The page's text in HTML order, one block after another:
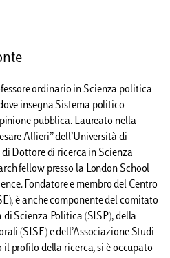
ordinario in Scienza politica
insegna Sistema politico
pubblica. Laureato nella
Alfieri” dell’Università di
Dottore di ricerca in Scienza
fellow presso la London School
Fondatore e membro del Centro
è anche componente del comitato
Scienza Politica (SISP), della
(SISE) e dell’Associazione Studi
profilo della ricerca, si è occupato